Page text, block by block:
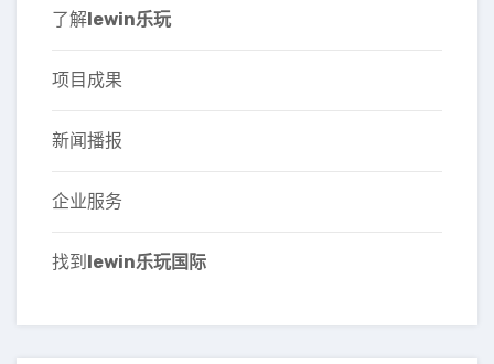
了解lewin乐玩
项目成果
新闻播报
企业服务
找到 lewin乐玩国际